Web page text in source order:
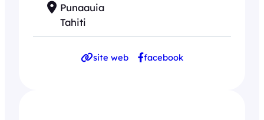
Punaauia
Tahiti
site web facebook